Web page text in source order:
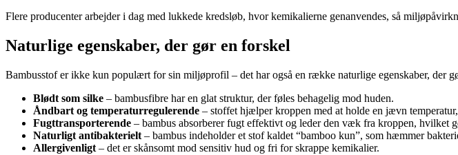
Flere producenter arbejder i dag med lukkede kredsløb, hvor kemikalierne genanvendes, så
Naturlige egenskaber, der gør en forskel
Bambusstof er ikke kun populært for sin miljøprofil – det har også en række naturlige egenskaber, der
Blødt som silke – bambusfibre har en glat struktur, der føles behagelig mod huden.
Åndbart og temperaturregulerende – stoffet hjælper kroppen med at holde en jævn
Fugttransporterende – bambus absorberer fugt effektivt og leder den væk fra kroppen, hvilket
Naturligt antibakterielt – bambus indeholder et stof kaldet “bamboo kun”, som hæmmer
Allergivenligt – det er skånsomt mod sensitiv hud og fri for skrappe kemikalier.